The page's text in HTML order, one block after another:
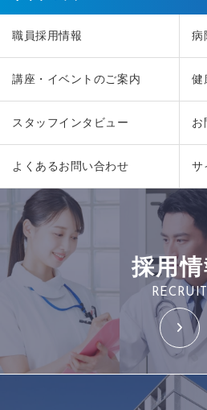
職員採用情報 病
講座・イベントのご案内 健
スタッフインタビュー お
よくあるお問い合わせ サ
採用
RECRUIT